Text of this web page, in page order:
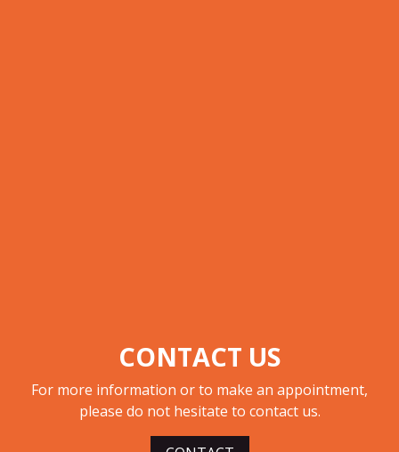
CONTACT US
For more information or to make an appointment,
please do not hesitate to contact us.​